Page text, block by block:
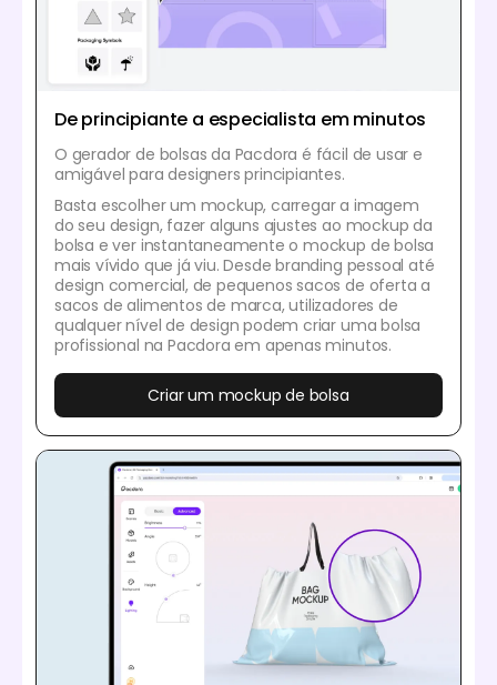
De principiante a especialista em minutos
O gerador de bolsas da Pacdora é fácil de usar e
amigável para designers principiantes.
Basta escolher um mockup, carregar a imagem
do seu design, fazer alguns ajustes ao mockup da
bolsa e ver instantaneamente o mockup de bolsa
mais vívido que já viu. Desde branding pessoal até
design comercial, de pequenos sacos de oferta a
sacos de alimentos de marca, utilizadores de
qualquer nível de design podem criar uma bolsa
profissional na Pacdora em apenas minutos.
Criar um mockup de bolsa